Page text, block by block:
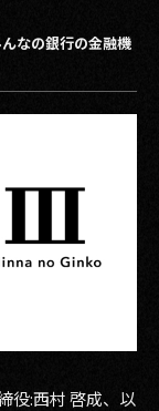
なの銀行の金融機
役:西村 啓成、以